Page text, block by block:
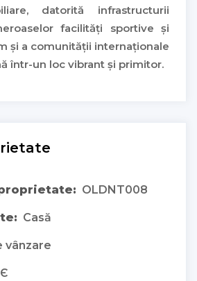
datorită infrastructurii
facilități sportive și
și a comunității internaționale
într-un loc vibrant și primitor.
OLDNT008
Casă
vânzare